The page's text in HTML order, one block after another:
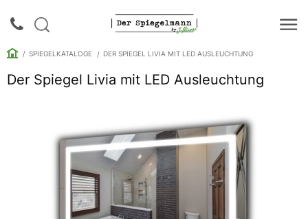
Rückruf
Spiegelkataloge
SPIEGELKATALOGE DER SPIEGEL LIVIA MIT LED AUSLEUCHTUNG
Der Spiegel Livia mit LED Ausleuchtung